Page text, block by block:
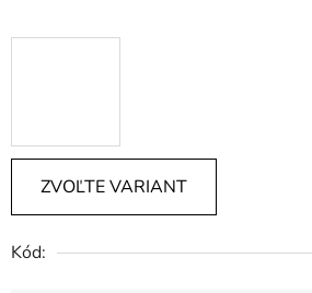
ZVOĽTE VARIANT
Kód: